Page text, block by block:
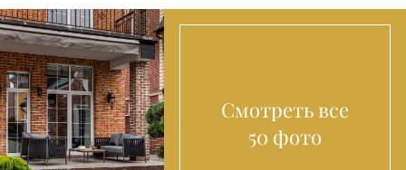
Смотреть все
50 фото